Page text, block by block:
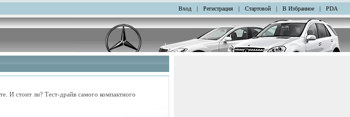
Вход | Регистрация | Стартовой | В Избранное | PDA
И стоит ли? Тест-драйв самого компактного